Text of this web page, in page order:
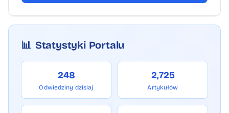
📊 Statystyki Portalu
248
Odwiedziny dzisiaj
2,725
Artykułów